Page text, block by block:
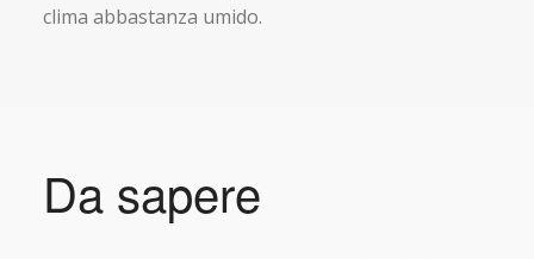
clima abbastanza umido.
Da sapere